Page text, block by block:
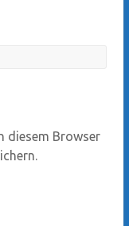
diesem Browser